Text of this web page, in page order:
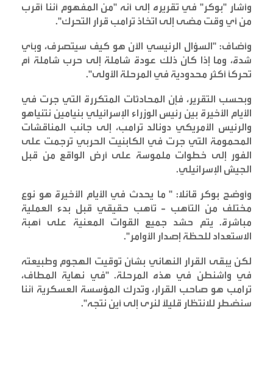
وأشار "بوكر" في تقريره إلى أنه "من المفهوم أننا أقرب
من أي وقت مضى إلى اتخاذ ترامب قرار التحرك".
وأضاف: "السؤال الرئيسي الآن هو كيف سيتصرف، وبأي
شدة، وما إذا كان ذلك عودة شاملة إلى حرب شاملة أم
تحركًا أكثر محدودية في المرحلة الأولى".
وبحسب التقرير، فإن المحادثات المتكررة التي جرت في
الأيام الأخيرة بين رئيس الوزراء الإسرائيلي بنيامين نتنياهو
والرئيس الأمريكي دونالد ترامب، إلى جانب المناقشات
المحمومة التي جرت في الكابنيت الحربي ترجمت على
الفور إلى خطوات ملموسة على أرض الواقع من قبل
الجيش الإسرائيلي.
وأوضح بوكر قائلا: " ما يحدث في الأيام الأخيرة هو نوع
مختلف من التأهب - تأهب حقيقي قبل بدء العملية
مباشرة. يتم حشد جميع القوات المعنية على أهبة
الاستعداد للحظة إصدار الأوامر".
لكن يبقى القرار النهائي بشأن توقيت الهجوم وطبيعته
في واشنطن في هذه المرحلة. "في نهاية المطاف،
ترامب هو صاحب القرار، وتدرك المؤسسة العسكرية أننا
سنضطر للانتظار قليلاً لنرى إلى أين نتجه".